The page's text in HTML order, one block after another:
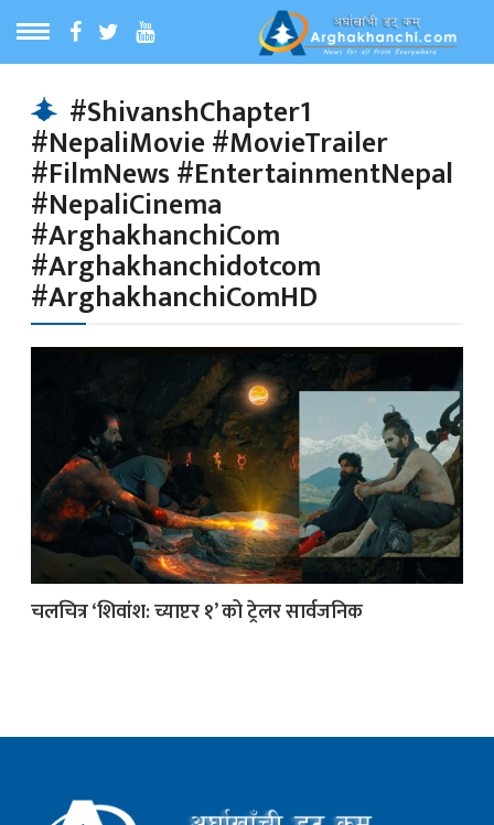
MENU
समाचार
समाचार
#ShivanshChapter1
#NepaliMovie #MovieTrailer
#FilmNews #EntertainmentNepal
#NepaliCinema
#ArghakhanchiCom
#Arghakhanchidotcom
#ArghakhanchiComHD
चलचित्र ‘शिवांश: च्याप्टर १’ को ट्रेलर सार्वजनिक